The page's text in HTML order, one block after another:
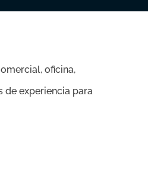
oficina,
de experiencia para